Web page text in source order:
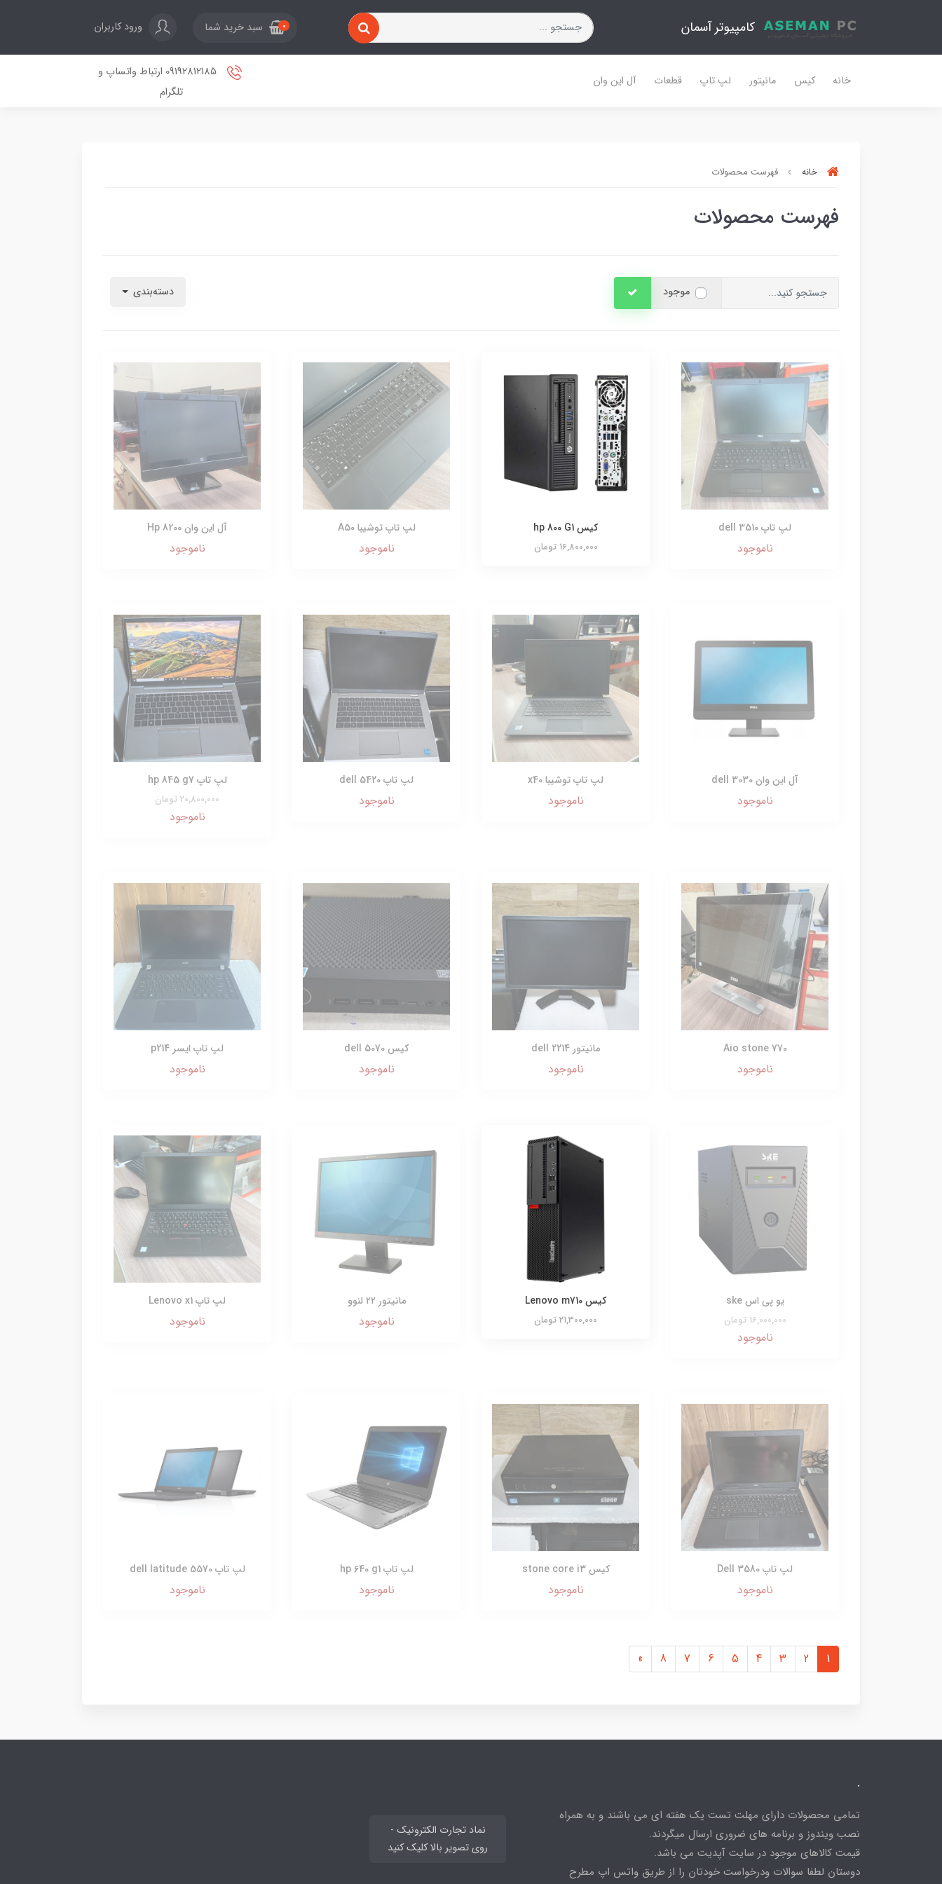
کامپیوتر آسمان 0 سبد خرید شما ورود کاربران
خانه کیس مانیتور لپ تاپ قطعات آل این وان
09192812185 ارتباط واتساپ و
تلگرام
خانه فهرست محصولات
فهرست محصولات
موجود دسته‌بندی
لپ تاپ dell 3510
ناموجود
کیس hp 800 G1
16,800,000 تومان
لپ تاپ توشیبا A50
ناموجود
آل این وان Hp 8200
ناموجود
آل این وان dell 3030
ناموجود
لپ تاپ توشیبا x40
ناموجود
لپ تاپ dell 5420
ناموجود
لپ تاپ hp 845 g7
20,800,000 تومان
ناموجود
Aio stone 770
ناموجود
مانیتور dell 2214
ناموجود
کیس dell 5070
ناموجود
لپ تاپ ایسر p214
ناموجود
یو پی اس ske
16,000,000 تومان
ناموجود
کیس Lenovo m710
21,300,000 تومان
مانیتور ۲۲ لنوو
ناموجود
لپ تاپ Lenovo x1
ناموجود
لپ تاپ Dell 3580
ناموجود
کیس stone core i3
ناموجود
لپ تاپ hp 640 g1
ناموجود
لپ تاپ dell latitude 5570
ناموجود
1
2
3
4
5
6
7
8
»
.
تمامی محصولات دارای مهلت تست یک هفته ای می باشند و به همراه
نصب ویندوز و برنامه های ضروری ارسال میگردند.
قیمت کالاهای موجود در سایت آپدیت می باشد.
دوستان لطفا سوالات ودرخواست خودتان را از طریق واتس اپ مطرح
نماد تجارت الکترونیک -
روی تصویر بالا کلیک کنید